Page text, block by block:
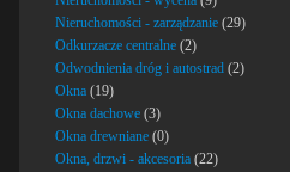
Nieruchomości - zarządzanie (29)
Odkurzacze centralne (2)
Odwodnienia dróg i autostrad (2)
Okna (19)
Okna dachowe (3)
Okna drewniane (0)
Okna, drzwi - akcesoria (22)